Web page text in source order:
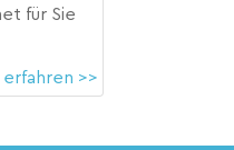
für Sie
>>